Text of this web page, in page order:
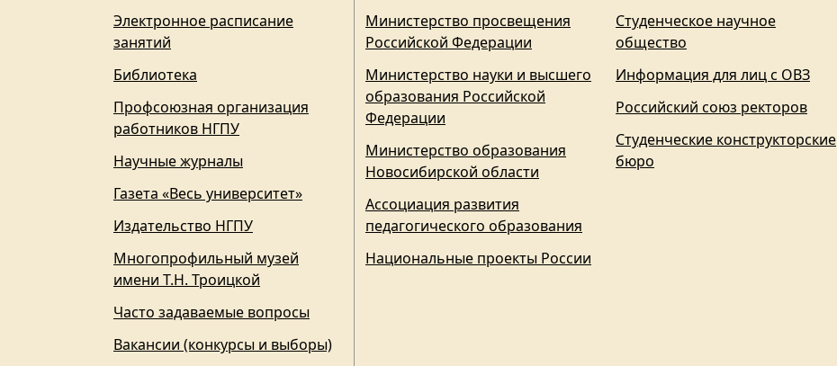
Электронное расписание
занятий
Библиотека
Профсоюзная организация
работников НГПУ
Научные журналы
Газета «Весь университет»
Издательство НГПУ
Многопрофильный музей
имени Т.Н. Троицкой
Часто задаваемые вопросы
Вакансии (конкурсы и выборы)
Министерство просвещения
Российской Федерации
Министерство науки и высшего
образования Российской
Федерации
Министерство образования
Новосибирской области
Ассоциация развития
педагогического образования
Национальные проекты России
Студенческое научное
общество
Информация для лиц с ОВЗ
Российский союз ректоров
Студенческие конструкторские
бюро